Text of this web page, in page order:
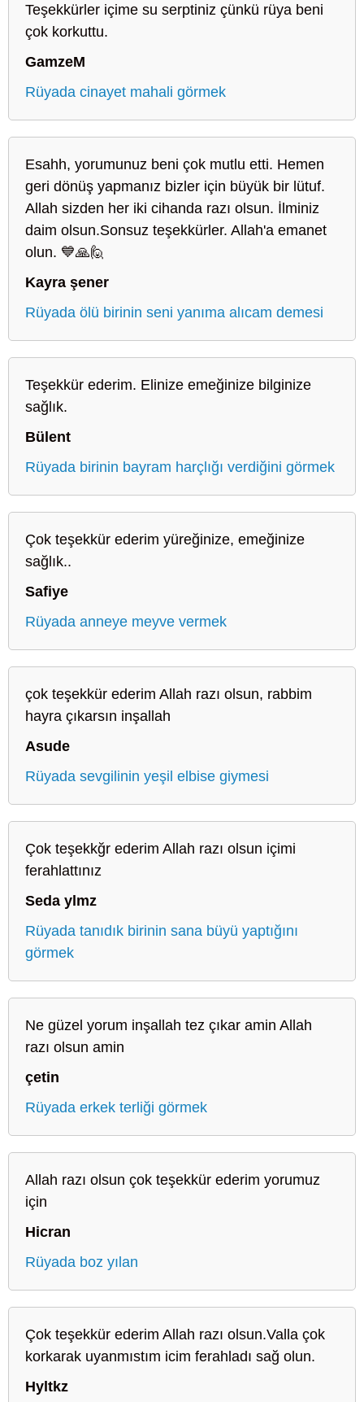
Teşekkürler içime su serptiniz çünkü rüya beni
çok korkuttu.
GamzeM
Rüyada cinayet mahali görmek
Esahh, yorumunuz beni çok mutlu etti. Hemen
geri dönüş yapmanız bizler için büyük bir lütuf.
Allah sizden her iki cihanda razı olsun. İlminiz
daim olsun.Sonsuz teşekkürler. Allah'a emanet
olun. 💙🙏🙋
Kayra şener
Rüyada ölü birinin seni yanıma alıcam demesi
Teşekkür ederim. Elinize emeğinize bilginize
sağlık.
Bülent
Rüyada birinin bayram harçlığı verdiğini görmek
Çok teşekkür ederim yüreğinize, emeğinize
sağlık..
Safiye
Rüyada anneye meyve vermek
çok teşekkür ederim Allah razı olsun, rabbim
hayra çıkarsın inşallah
Asude
Rüyada sevgilinin yeşil elbise giymesi
Çok teşekkğr ederim Allah razı olsun içimi
ferahlattınız
Seda ylmz
Rüyada tanıdık birinin sana büyü yaptığını
görmek
Ne güzel yorum inşallah tez çıkar amin Allah
razı olsun amin
çetin
Rüyada erkek terliği görmek
Allah razı olsun çok teşekkür ederim yorumuz
için
Hicran
Rüyada boz yılan
Çok teşekkür ederim Allah razı olsun.Valla çok
korkarak uyanmıstım icim ferahladı sağ olun.
Hyltkz